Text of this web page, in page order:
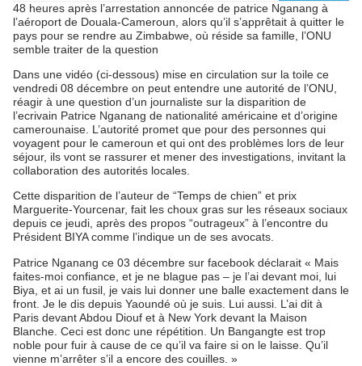
48 heures après l’arrestation annoncée de patrice Nganang à
l’aéroport de Douala-Cameroun, alors qu’il s’apprêtait à quitter le
pays pour se rendre au Zimbabwe, où réside sa famille, l’ONU
semble traiter de la question
Dans une vidéo (ci-dessous) mise en circulation sur la toile ce
vendredi 08 décembre on peut entendre une autorité de l’ONU,
réagir à une question d’un journaliste sur la disparition de
l’ecrivain Patrice Nganang de nationalité américaine et d’origine
camerounaise. L’autorité promet que pour des personnes qui
voyagent pour le cameroun et qui ont des problèmes lors de leur
séjour, ils vont se rassurer et mener des investigations, invitant la
collaboration des autorités locales.
Cette disparition de l’auteur de “Temps de chien” et prix
Marguerite-Yourcenar, fait les choux gras sur les réseaux sociaux
depuis ce jeudi, après des propos “outrageux” à l’encontre du
Président BIYA comme l’indique un de ses avocats.
Patrice Nganang ce 03 décembre sur facebook déclarait « Mais
faites-moi confiance, et je ne blague pas – je l’ai devant moi, lui
Biya, et ai un fusil, je vais lui donner une balle exactement dans le
front. Je le dis depuis Yaoundé où je suis. Lui aussi. L’ai dit à
Paris devant Abdou Diouf et à New York devant la Maison
Blanche. Ceci est donc une répétition. Un Bangangte est trop
noble pour fuir à cause de ce qu’il va faire si on le laisse. Qu’il
vienne m’arrêter s’il a encore des couilles. »